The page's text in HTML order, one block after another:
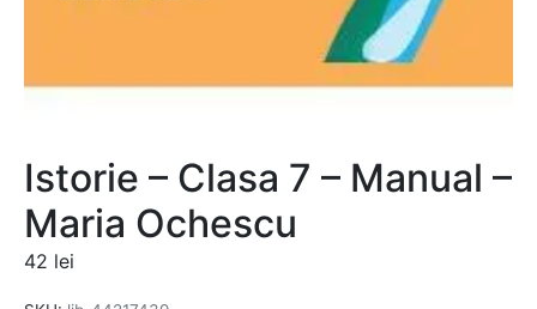
Istorie – Clasa 7 – Manual –
Maria Ochescu
42 lei